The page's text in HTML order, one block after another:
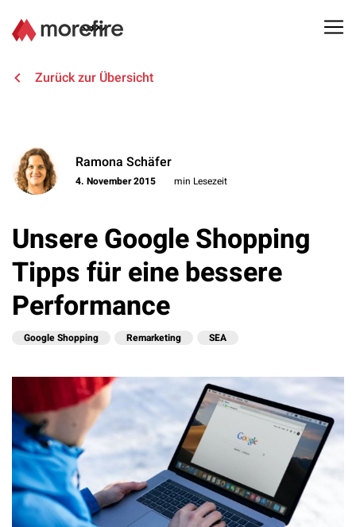
Lösungen
Über uns
Newsletter
Kontakt
Zurück zur Übersicht
Ramona Schäfer
4. November 2015 min Lesezeit
Unsere Google Shopping
Tipps für eine bessere
Performance
Google Shopping Remarketing SEA